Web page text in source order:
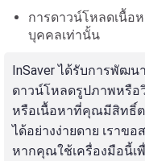
การดาวน์โหลดเนื้อ
บุคคลเท่านั้น
InSaver ได้รับการพัฒ
ดาวน์โหลดรูปภาพหรือ
หรือเนื้อหาที่คุณมีสิทธิ์ต
ได้อย่างง่ายดาย เราข
หากคุณใช้เครื่องมือนี้เ